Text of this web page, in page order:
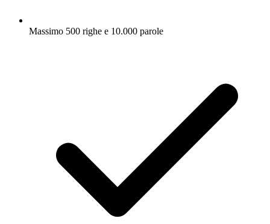
Massimo 500 righe e 10.000 parole